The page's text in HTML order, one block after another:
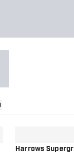
aan verlanglijst
Harrows